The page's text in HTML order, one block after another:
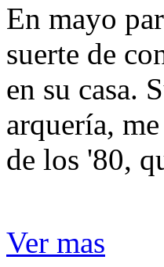
En mayo
suerte de
en su casa.
arquería,
de los '80,
Ver mas